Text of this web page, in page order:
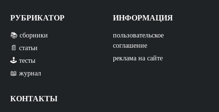
РУБРИКАТОР
📚 сборники
📄 статьи
🕹️ тесты
📖 журнал
КОНТАКТЫ
ИНФОРМАЦИЯ
пользовательское
соглашение
реклама на сайте